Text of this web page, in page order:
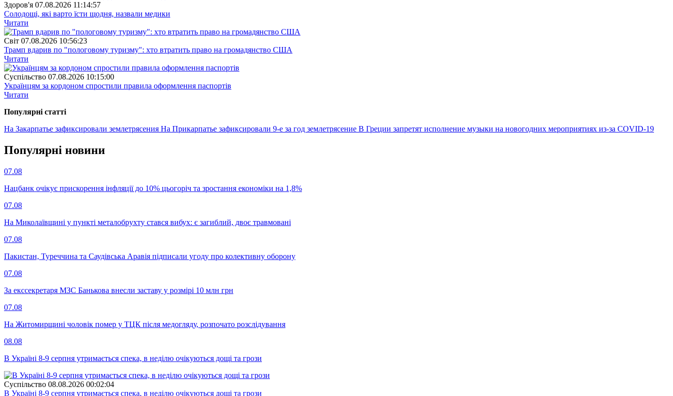
Здоров'я 07.08.2026 11:14:57
Солодощі, які варто їсти щодня, назвали медики
Читати
Свiт 07.08.2026 10:56:23
Трамп вдарив по "пологовому туризму": хто втратить право на громадянство США
Читати
Суспiльство 07.08.2026 10:15:00
Українцям за кордоном спростили правила оформлення паспортів
Читати
Популярнi статтi
На Закарпатье зафиксировали землетрясения На Прикарпатье зафиксировали 9-е за год землетрясение В Греции запретят исполнение музыки на новогодних мероприятиях из-за COVID-19
Популярнi новини
07.08
Нацбанк очікує прискорення інфляції до 10% цьогоріч та зростання економіки на 1,8%
07.08
На Миколаївщині у пункті металобрухту стався вибух: є загиблий, двоє травмовані
07.08
Пакистан, Туреччина та Саудівська Аравія підписали угоду про колективну оборону
07.08
За екссекретаря МЗС Банькова внесли заставу у розмірі 10 млн грн
07.08
На Житомирщині чоловік помер у ТЦК після медогляду, розпочато розслідування
08.08
В Україні 8-9 серпня утримається спека, в неділю очікуються дощі та грози
Суспiльство 08.08.2026 00:02:04
В Україні 8-9 серпня утримається спека, в неділю очікуються дощі та грози